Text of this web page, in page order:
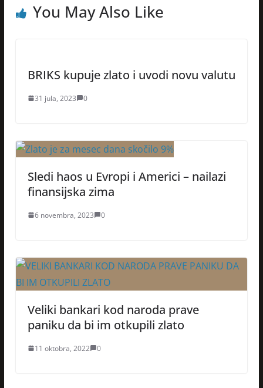
You May Also Like
BRIKS kupuje zlato i uvodi novu valutu
31 jula, 2023 0
Sledi haos u Evropi i Americi – nailazi
finansijska zima
6 novembra, 2023 0
Veliki bankari kod naroda prave
paniku da bi im otkupili zlato
11 oktobra, 2022 0